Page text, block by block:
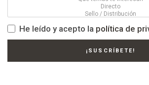
He leído y acepto la política de